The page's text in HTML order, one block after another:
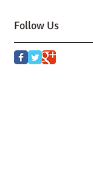
Follow Us